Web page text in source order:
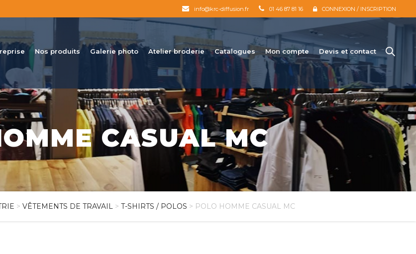
info@krc-diffusion.fr 01 46 87 81 16 CONNEXION / INSCRIPTION
Nos produits Galerie photo Atelier broderie Catalogues Mon compte Devis et contact
CASUAL MC
> VÊTEMENTS DE TRAVAIL > T-SHIRTS / POLOS > POLO HOMME CASUAL MC